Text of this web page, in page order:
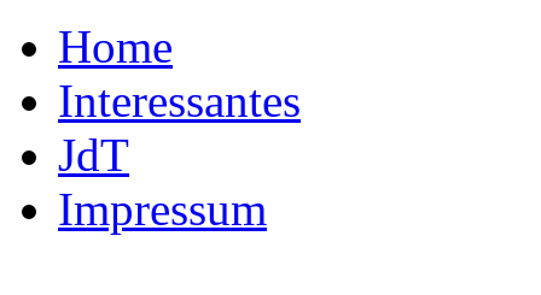
Home
Interessantes
JdT
Impressum